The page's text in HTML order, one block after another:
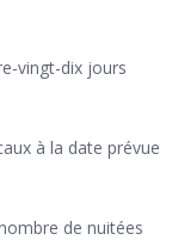
vingt-dix jours
à la date prévue
de nuitées